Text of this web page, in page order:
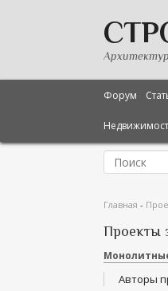
Форум
Главная -
Проекты
Авторы